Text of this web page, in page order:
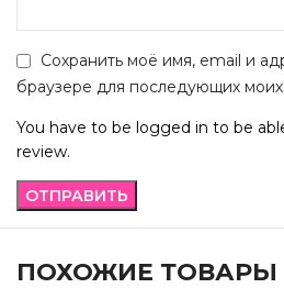
Сохранить моё имя, email и
браузере для последующих
You have to be logged in to be
review.
ПОХОЖИЕ ТОВАРЫ